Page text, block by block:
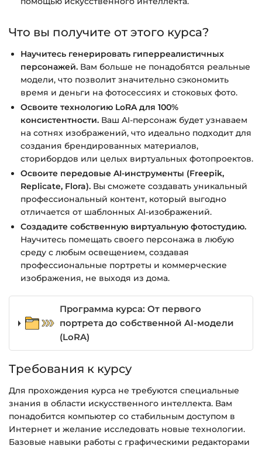
Что вы получите от этого курса?
Научитесь генерировать гиперреалистичных
персонажей. Вам больше не понадобятся реальные
модели, что позволит значительно сэкономить
время и деньги на фотосессиях и стоковых фото.
Освоите технологию LoRA для 100%
консистентности. Ваш AI-персонаж будет узнаваем
на сотнях изображений, что идеально подходит для
создания брендированных материалов,
сторибордов или целых виртуальных фотопроектов.
Освоите передовые AI-инструменты (Freepik,
Replicate, Flora). Вы сможете создавать уникальный
профессиональный контент, который выгодно
отличается от шаблонных AI-изображений.
Создадите собственную виртуальную фотостудию.
Научитесь помещать своего персонажа в любую
среду с любым освещением, создавая
профессиональные портреты и коммерческие
изображения, не выходя из дома.
Программа курса: От первого
портрета до собственной AI-модели
(LoRA)
Требования к курсу
Для прохождения курса не требуются специальные
знания в области искусственного интеллекта. Вам
понадобится компьютер со стабильным доступом в
Интернет и желание исследовать новые технологии.
Базовые навыки работы с графическими редакторами